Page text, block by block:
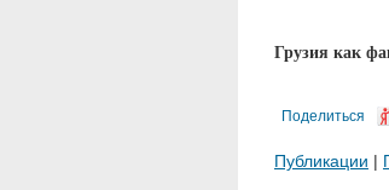
Грузия как
Поделиться
Публикации |